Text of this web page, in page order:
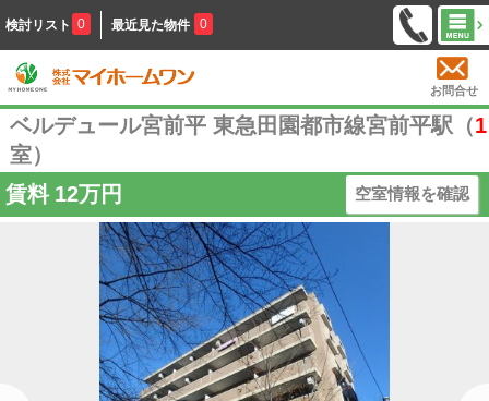
検討リスト 0 最近見た物件 0
お問合せ
ベルデュール宮前平 東急田園都市線宮前平駅（1
室）
賃料 12万円 空室情報を確認